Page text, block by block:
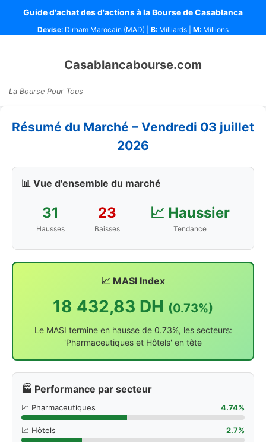
Guide d'achat des d'actions à la Bourse de Casablanca
Devise: Dirham Marocain (MAD) | B: Milliards | M: Millions
Casablancabourse.com
La Bourse Pour Tous
Résumé du Marché – Vendredi 03 juillet
2026
📊 Vue d'ensemble du marché
31
Hausses
23
Baisses
📈 Haussier
Tendance
📈 MASI Index
18 432,83 DH (0.73%)
Le MASI termine en hausse de 0.73%, les secteurs:
'Pharmaceutiques et Hôtels' en tête
🏭 Performance par secteur
📈 Pharmaceutiques 4.74%
📈 Hôtels 2.7%